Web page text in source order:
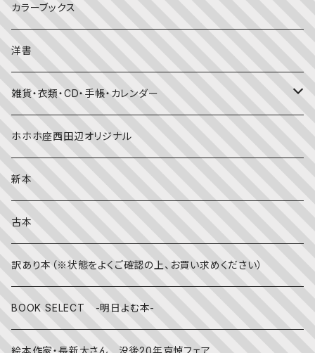
英語
大人の方に
季節・行事の絵本
春
夏
赤ちゃん（０・１・２歳向け）絵本
文字のない絵本
英語の絵本
写真絵本
子育て
写真集
デザイン
ファッション
映画
伝統文化・技法
カラーブックス
洋書
雑貨・衣類・CD・手帳・カレンダー
靴下
日記・手帳
CD
文房具
その他
ホホホ座西田辺オリジナル
新本
古本
訳あり本（※状態をよくご確認の上、お買い求めください）
BOOK SELECT -明日よむ本-
絵本作家・長新太さん 没後20年哀悼フェア